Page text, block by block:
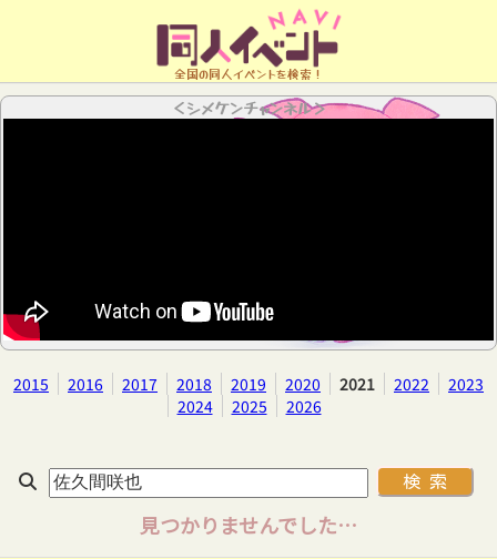
全国の同人イベントを検索！
＜シメケンチャンネル＞
2015 2016 2017 2018 2019 2020 2021 2022
2023
2024
2025 2026
見つかりませんでした…